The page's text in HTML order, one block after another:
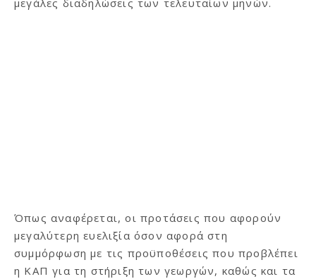
μεγάλες διαδηλώσεις των τελευταίων μηνών.
Όπως αναφέρεται, οι προτάσεις που αφορούν
μεγαλύτερη ευελιξία όσον αφορά στη
συμμόρφωση με τις προϋποθέσεις που προβλέπει
η ΚΑΠ για τη στήριξη των γεωργών, καθώς και τα